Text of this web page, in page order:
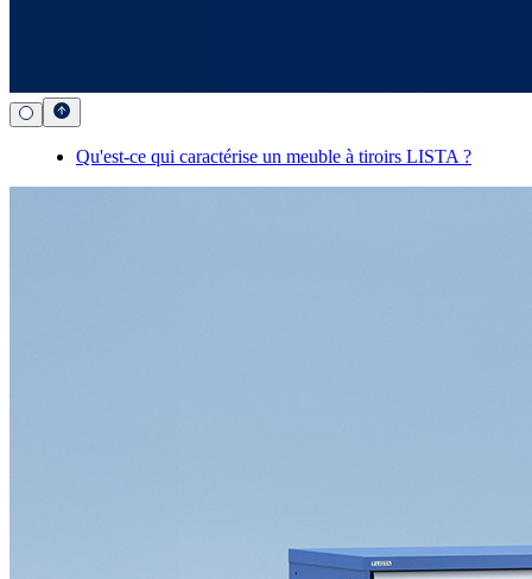
Qu'est-ce qui caractérise un meuble à tiroirs LISTA ?